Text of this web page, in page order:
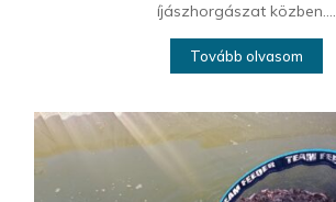
íjászhorgászat közben....
Tovább olvasom